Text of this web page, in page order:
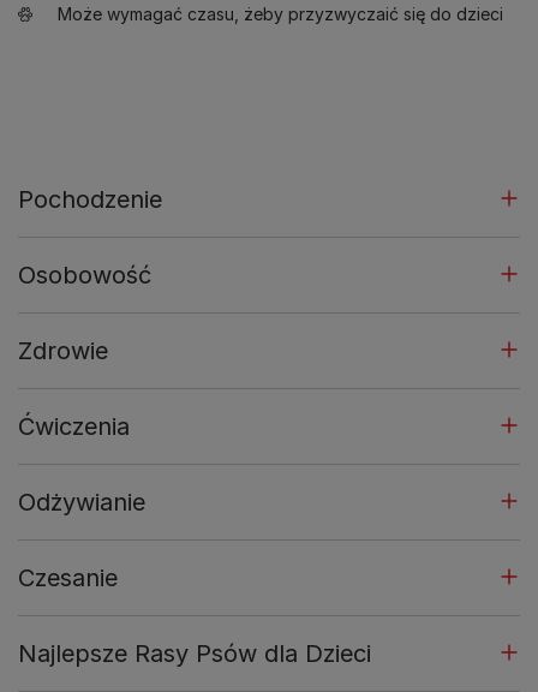
Może wymagać czasu, żeby przyzwyczaić się do dzieci
Pochodzenie
Osobowość
Zdrowie
Ćwiczenia
Odżywianie
Czesanie
Najlepsze Rasy Psów dla Dzieci